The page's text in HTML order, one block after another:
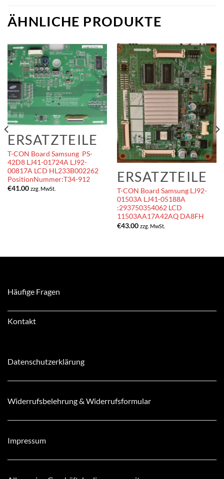
ÄHNLICHE PRODUKTE
ERSATZTEILE
T-CON Board Samsung PS-
42D8 LJ41-01724A LJ92-
00817A LCD HL233B002262
PositionNummer:T34-912
€41.00 zzg. MwSt.
ERSATZTEILE
T-CON Board Samsung LJ92-
01503A LJ41-05188A
:293750354062 LCD
11503AA17A42AQ DA8FH
€43.00 zzg. MwSt.
Häufige Fragen
Kontakt
Datenschutzerklärung
Widerrufsbelehrung & Widerrufsformular
Impressum